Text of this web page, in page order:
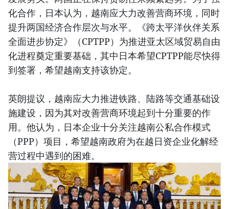
化合作，日本认为，越南应大力改善营商环境，同时
提升两国经济合作层次与水平。《跨太平洋伙伴关系
全面进步协定》（CPTPP）为推进亚太区域贸易自由
化进程奠定重要基础，其中日本希望CPTPP能尽快得
到签署，希望越南支持该协定。
英朗提议，越南应大力推进铁路、陆路等交通基础设
施建设，因为其对改善营商环境起到十分重要的作
用。他认为，日本企业十分关注越南公私合作模式
（PPP）项目，希望越南政府为在越日资企业化解经
营过程中遇到的困难。